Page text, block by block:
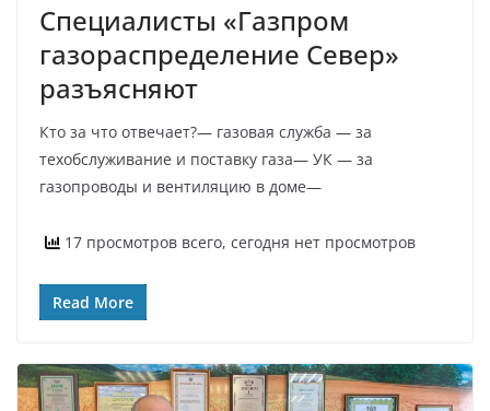
Специалисты «Газпром
газораспределение Север»
разъясняют
Кто за что отвечает?— газовая служба — за
техобслуживание и поставку газа— УК — за
газопроводы и вентиляцию в доме—
17 просмотров всего, сегодня нет просмотров
Read More